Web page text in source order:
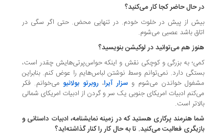
حال حاضر کجا کار می‌کنید؟
از پیش در خلوت خودم. در تنهایی محض. حتی اگر سگی در
باشد عصبی می‌شوم.
هم می‌توانید در لوکیشن بنویسید؟
به بزرگی و کوچکی نقش و اینکه حواس‌پرتی‌هایش چقدر است،
دارد. نمی‌توانم وسط نوشتن لباس‌هایم را عوض کنم. بنابراین
خواندن می‌شوم وسزار آیرا،روبرتو بولانیو می‌خوانم. فکر
ادبیات امریکای جنوبی یک سر و گردن از ادبیات امریکای شمالی
است.
هنرمند پرکاری هستید که در زمینه نمایشنامه، ادبیات داستانی و
فعالیت می‌کنید. تا به حال کار را کنار گذاشته‌اید؟